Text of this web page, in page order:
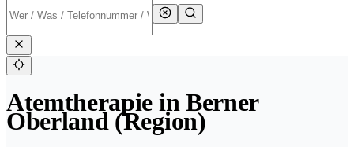
Atemtherapie in Berner
Oberland (Region)